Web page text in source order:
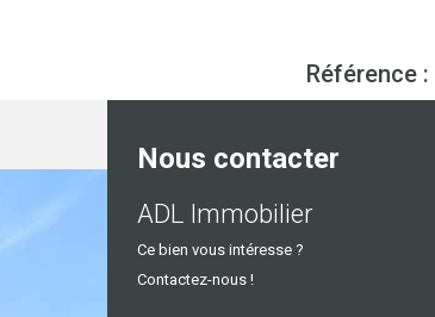
Référence :
Nous contacter
ADL Immobilier
Ce bien vous intéresse ?
Contactez-nous !